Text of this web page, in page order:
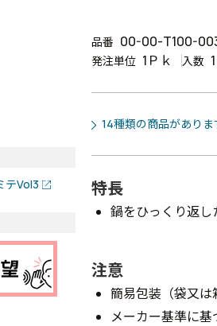
テVol3
品番 00-00-T100-
発注単位 1Ｐｋ 入数
14種類の商品がありま
特長
鍋をひっくり返し
注意
簡易包装（袋又は
メーカー基準に基